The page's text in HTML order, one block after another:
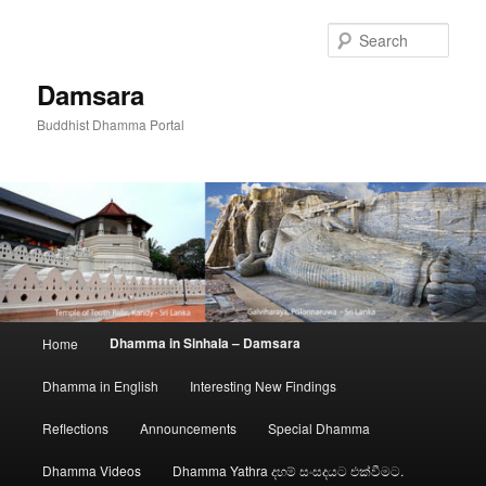
Damsara
Buddhist Dhamma Portal
Home Dhamma in Sinhala – Damsara
Dhamma in English Interesting New Findings
Reflections Announcements Special Dhamma
Dhamma Videos Dhamma Yathra දහම් සංසදයට එක්වීමට.